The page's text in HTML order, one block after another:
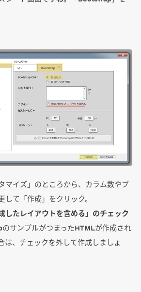
マイズ」のところから、カラム数やブ
して「作成」をクリック。
したレイアウトを含める」のチェック
サンプルがつまったHTMLが作成され
は、チェックを外して作成しましょ